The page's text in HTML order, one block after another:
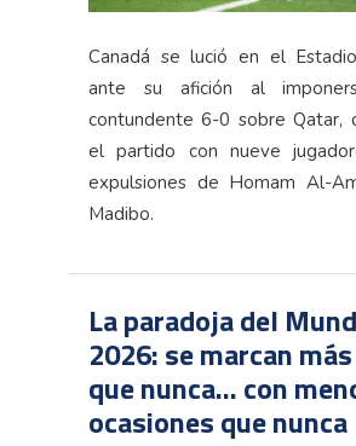
Canadá se lució en el
ante su afición al
contundente 6-0 sobre Qatar,
el partido con nueve
expulsiones de Homam Al-
Madibo.
La paradoja del
2026: se marcan
que nunca… con
ocasiones que nunca